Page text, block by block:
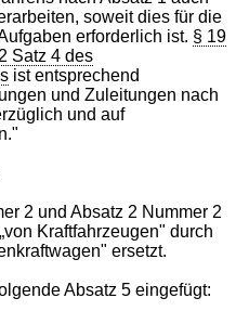
soweit dies für die
erforderlich ist. § 19
Satz 4 des
ist entsprechend
und Zuleitungen nach
und auf
2 und Absatz 2 Nummer 2
Kraftfahrzeugen" durch
ersetzt.
Absatz 5 eingefügt: